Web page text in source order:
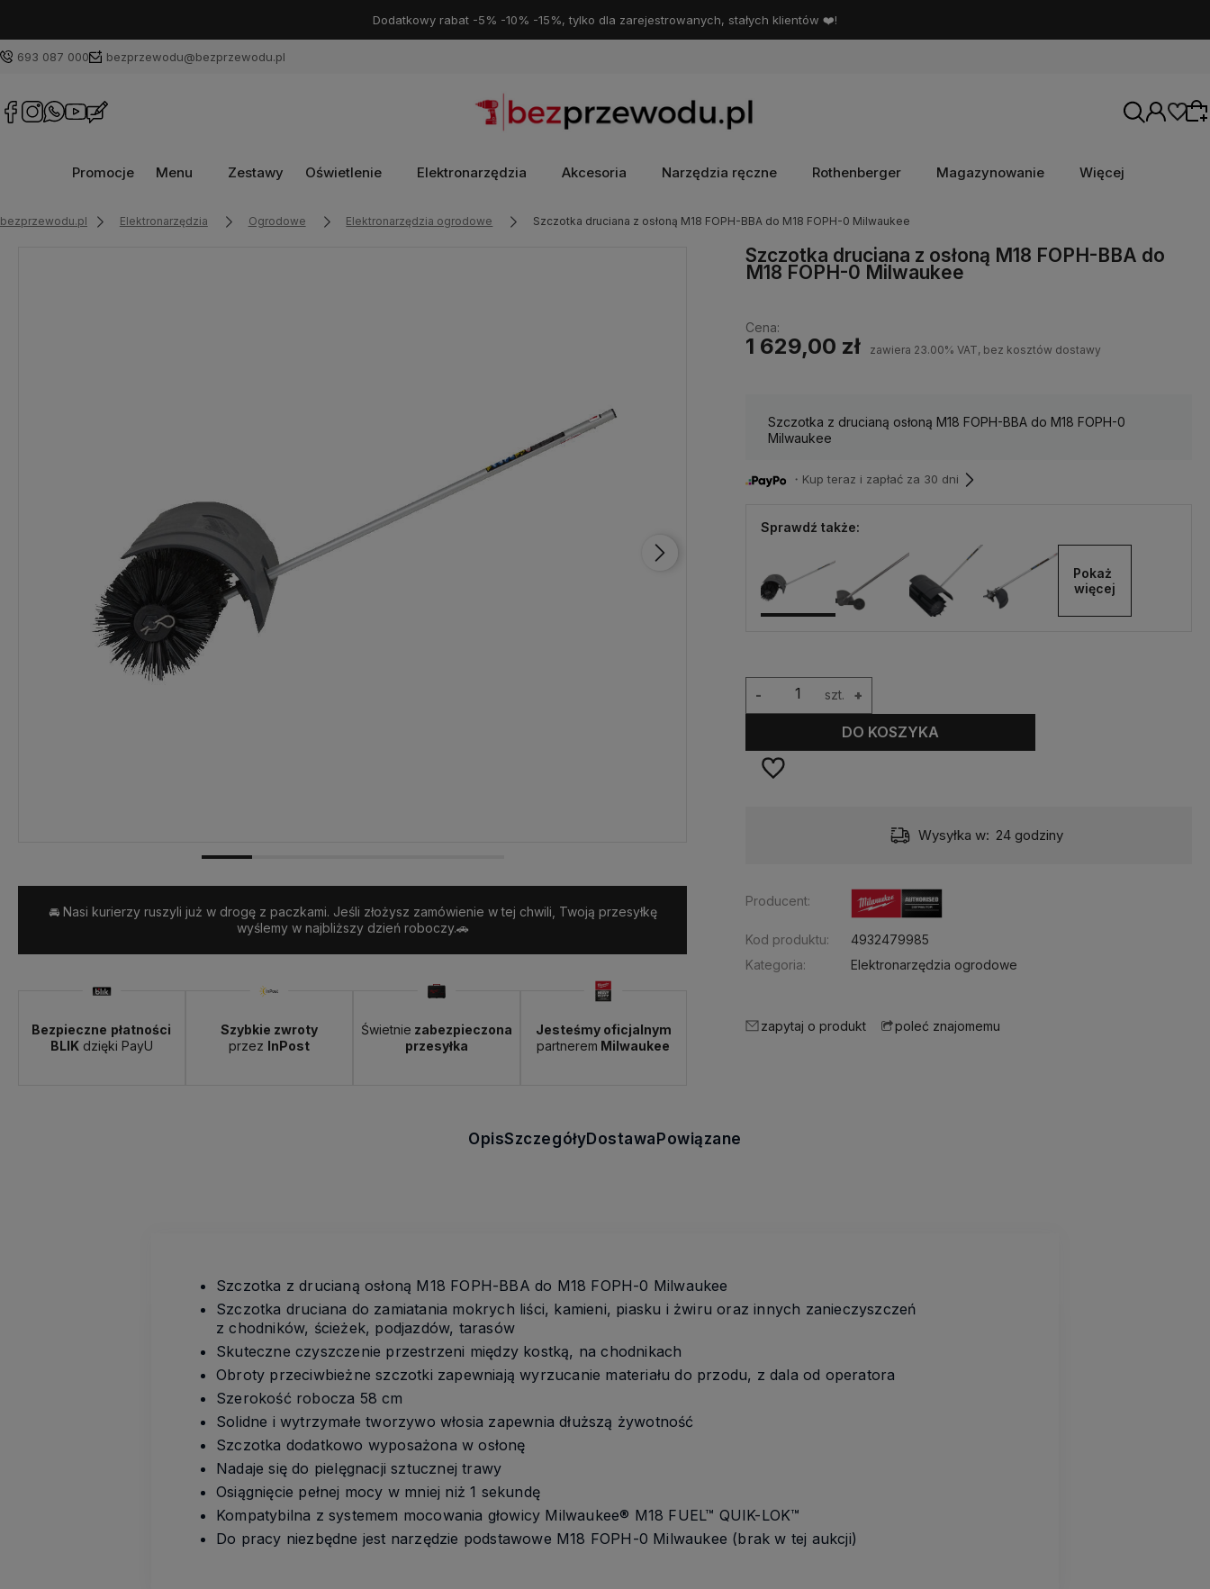
Dodatkowy rabat -5% -10% -15%, tylko dla zarejestrowanych, stałych klientów ❤️!
693 087 000 bezprzewodu@bezprzewodu.pl
Wybierz coś dla siebie z naszej aktualnej
oferty lub zaloguj się, aby przywrócić dodane
Promocje Menu Zestawy Oświetlenie Elektronarzędzia Akcesoria Narzędzia ręczne Rothenberger Magazynowanie Więcej
bezprzewodu.pl Elektronarzędzia Ogrodowe Elektronarzędzia ogrodowe Szczotka druciana z osłoną M18 FOPH-BBA do M18 FOPH-0 Milwaukee
🚘 Nasi kurierzy ruszyli już w drogę z paczkami. Jeśli złożysz zamówienie w tej chwili, Twoją przesyłkę
wyślemy w najbliższy dzień roboczy.🚗
Bezpieczne płatności
BLIKdzięki PayU
Szybkie zwroty
przez InPost
Świetnie zabezpieczona
przesyłka
Jesteśmy oficjalnym
partnerem Milwaukee
Szczotka druciana z osłoną M18 FOPH-BBA do
M18 FOPH-0 Milwaukee
Cena:
1 629,00 zł zawiera 23.00% VAT, bez kosztów dostawy
Szczotka z drucianą osłoną M18 FOPH-BBA do M18 FOPH-0
Milwaukee
・Kup teraz i zapłać za 30 dni
Sprawdź także:
Pokaż
więcej
szt. +
-
DO KOSZYKA
Wysyłka w: 24 godziny
Producent:
Kod produktu:
4932479985
Kategoria:
Elektronarzędzia ogrodowe
zapytaj o produkt poleć znajomemu
OpisSzczegółyDostawaPowiązane
Szczotka z drucianą osłoną M18 FOPH-BBA do M18 FOPH-0 Milwaukee
Szczotka druciana do zamiatania mokrych liści, kamieni, piasku i żwiru oraz innych zanieczyszczeń
z chodników, ścieżek, podjazdów, tarasów
Skuteczne czyszczenie przestrzeni między kostką, na chodnikach
Obroty przeciwbieżne szczotki zapewniają wyrzucanie materiału do przodu, z dala od operatora
Szerokość robocza 58 cm
Solidne i wytrzymałe tworzywo włosia zapewnia dłuższą żywotność
Szczotka dodatkowo wyposażona w osłonę
Nadaje się do pielęgnacji sztucznej trawy
Osiągnięcie pełnej mocy w mniej niż 1 sekundę
Kompatybilna z systemem mocowania głowicy Milwaukee® M18 FUEL™ QUIK-LOK™
Do pracy niezbędne jest narzędzie podstawowe M18 FOPH-0 Milwaukee (brak w tej aukcji)